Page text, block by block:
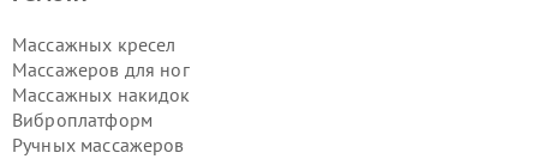
Массажных кресел
Массажеров для ног
Массажных накидок
Виброплатформ
Ручных массажеров
Новосибирск
Замена разъёмов VGA, HDMI, DVI
виброплатформы Casada в г.
Екатеринбург
Замена разъёмов VGA, HDMI, DVI
виброплатформы Casada в г.